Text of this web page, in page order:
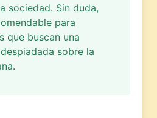
sociedad. Sin duda,
para
que buscan una
sobre la